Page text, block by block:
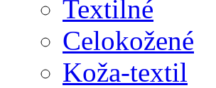
Textilné
Celokožené
Koža-textil